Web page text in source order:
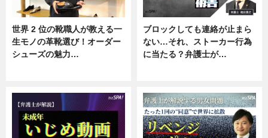
世界 2 位の靴職人が教える一
生モノの革靴選び！オーダー
シューズの魅力…
ブロックしても連絡が止まら
ない…それ、ストーカー行為
に当たる？弁護士が…